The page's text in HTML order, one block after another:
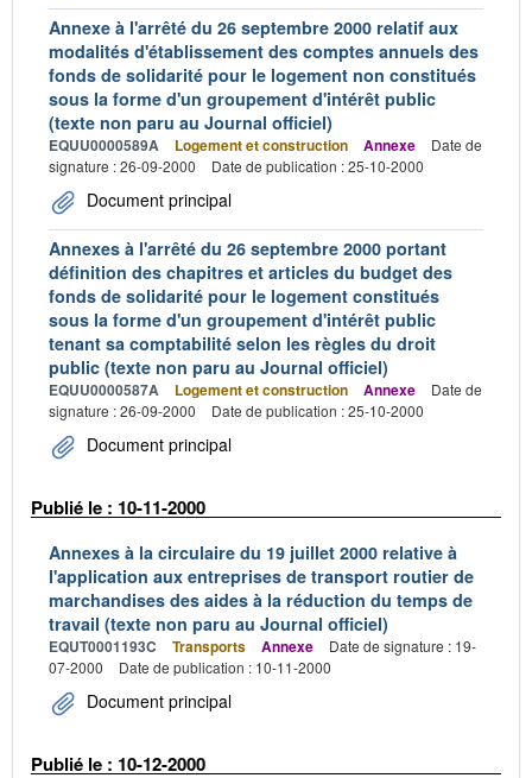
Annexe à l'arrêté du 26 septembre 2000 relatif aux
modalités d'établissement des comptes annuels des
fonds de solidarité pour le logement non constitués
sous la forme d'un groupement d'intérêt public
(texte non paru au Journal officiel)
EQUU0000589A Logement et construction Annexe
Date de
signature : 26-09-2000
Date de publication : 25-10-2000
Document principal
Annexes à l'arrêté du 26 septembre 2000 portant
définition des chapitres et articles du budget des
fonds de solidarité pour le logement constitués
sous la forme d'un groupement d'intérêt public
tenant sa comptabilité selon les règles du droit
public (texte non paru au Journal officiel)
EQUU0000587A Logement et construction Annexe
Date de
signature : 26-09-2000
Date de publication : 25-10-2000
Document principal
Publié le : 10-11-2000
Annexes à la circulaire du 19 juillet 2000 relative à
l'application aux entreprises de transport routier de
marchandises des aides à la réduction du temps de
travail (texte non paru au Journal officiel)
EQUT0001193C Transports Annexe
Date de signature : 19-
07-2000
Date de publication : 10-11-2000
Document principal
Publié le : 10-12-2000